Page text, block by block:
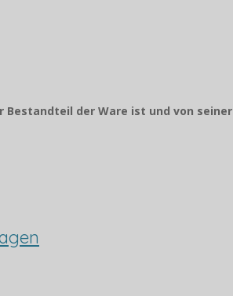
der Ware ist und von seiner